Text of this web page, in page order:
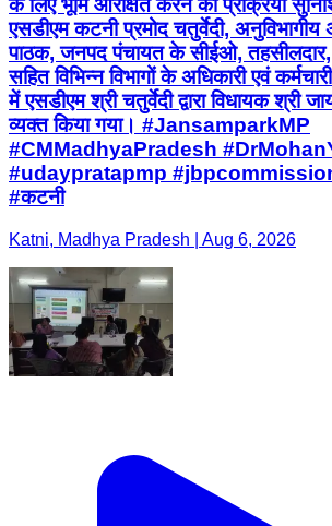
के लिए भूमि आरक्षित करने की प्रक्रिया
एसडीएम कटनी प्रमोद चतुर्वेदी, अनुविभागीय
पाठक, जनपद पंचायत के सीईओ, तहसीलदार,
सहित विभिन्न विभागों के अधिकारी एवं
में एसडीएम श्री चतुर्वेदी द्वारा विधायक श्री
व्यक्त किया गया। #JansamparkMP
#CMMadhyaPradesh
#udaypratapmp
#कटनी
Katni, Madhya Pradesh | Aug 6, 2026